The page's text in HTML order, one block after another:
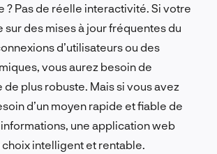
? Pas de réelle interactivité. Si votre
des mises à jour fréquentes du
d’utilisateurs ou des
vous aurez besoin de
plus robuste. Mais si vous avez
d’un moyen rapide et fiable de
une application web
intelligent et rentable.